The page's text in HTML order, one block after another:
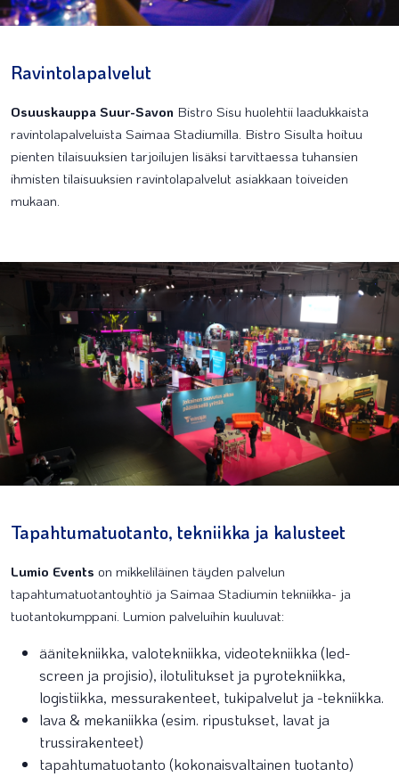
Ravintolapalvelut
Osuuskauppa Suur-Savon Bistro Sisu huolehtii laadukkaista
ravintolapalveluista Saimaa Stadiumilla. Bistro Sisulta hoituu
pienten tilaisuuksien tarjoilujen lisäksi tarvittaessa tuhansien
ihmisten tilaisuuksien ravintolapalvelut asiakkaan toiveiden
mukaan.
Tapahtumatuotanto, tekniikka ja kalusteet
Lumio Events on mikkeliläinen täyden palvelun
tapahtumatuotantoyhtiö ja Saimaa Stadiumin tekniikka- ja
tuotantokumppani. Lumion palveluihin kuuluvat:
äänitekniikka, valotekniikka, videotekniikka (led-
screen ja projisio), ilotulitukset ja pyrotekniikka,
logistiikka, messurakenteet, tukipalvelut ja -tekniikka.
lava & mekaniikka (esim. ripustukset, lavat ja
trussirakenteet)
tapahtumatuotanto (kokonaisvaltainen tuotanto)